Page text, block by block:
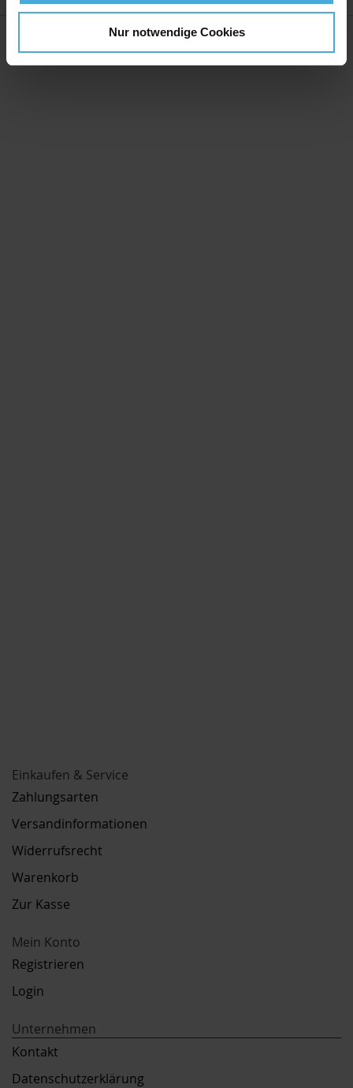
Nur notwendige Cookies
Einkaufen & Service
Zahlungsarten
Versandinformationen
Widerrufsrecht
Warenkorb
Zur Kasse
Mein Konto
Registrieren
Login
Unternehmen
Kontakt
Datenschutzerklärung